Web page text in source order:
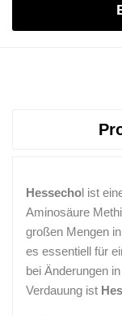
Hessechol ist
Aminosäure
großen Mengen
es essentiell für
bei Änderungen
Verdauung ist